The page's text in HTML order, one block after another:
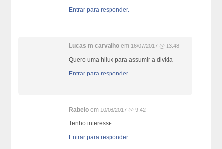
Entrar para responder.
Lucas m carvalho em 16/07/2017 @ 13:48
Quero uma hilux para assumir a divida
Entrar para responder.
Rabelo em 10/08/2017 @ 9:42
Tenho.interesse
Entrar para responder.